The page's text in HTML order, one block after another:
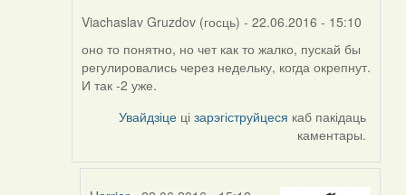
Viachaslav Gruzdov (госць) - 22.06.2016 - 15:10
In
reply
to
оно то понятно, но чет как то жалко, пускай бы
регулировались через недельку, когда окрепнут.
И так -2 уже.
Увайдзіце цізарэгіструйцеся каб пакідаць
каментары.